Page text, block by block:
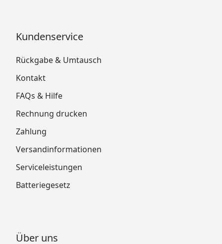
Kundenservice
Rückgabe & Umtausch
Kontakt
FAQs & Hilfe
Rechnung drucken
Zahlung
Versandinformationen
Serviceleistungen
Batteriegesetz
Über uns